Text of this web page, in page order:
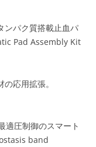
ンパク質搭載止血パ
Pad Assembly Kit
応用拡張。
適圧制御のスマート
band